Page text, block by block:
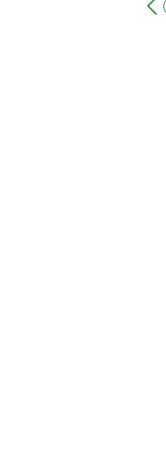
境中，成長的毛蟹體